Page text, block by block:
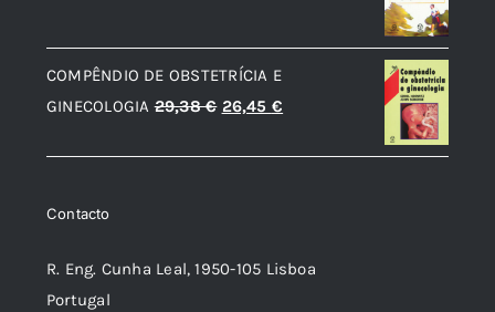
original
era:
13,64 €.
atual
é:
12,27 €.
COMPÊNDIO DE OBSTETRÍCIA E
GINECOLOGIA 29,38€ O
26,45 €
Contacto
R. Eng. Cunha Leal, 1950-105 Lisboa
Portugal